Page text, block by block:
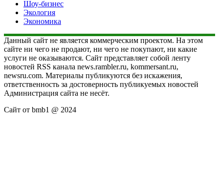
Шоу-бизнес
Экология
Экономика
Данный сайт не является коммерческим проектом. На этом
сайте ни чего не продают, ни чего не покупают, ни какие
услуги не оказываются. Сайт представляет собой ленту
новостей RSS канала news.rambler.ru, kommersant.ru,
newsru.com. Материалы публикуются без искажения,
ответственность за достоверность публикуемых новостей
Администрация сайта не несёт.
Сайт от bmb1 @ 2024